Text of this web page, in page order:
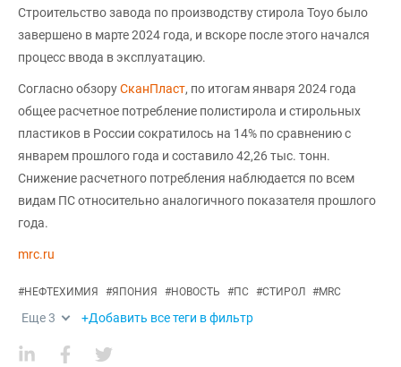
Строительство завода по производству стирола Toyo было
завершено в марте 2024 года, и вскоре после этого начался
процесс ввода в эксплуатацию.
Согласно обзоруСканПласт, по итогам января 2024 года
общее расчетное потребление полистирола и стирольных
пластиков в России сократилось на 14% по сравнению с
январем прошлого года и составило 42,26 тыс. тонн.
Снижение расчетного потребления наблюдается по всем
видам ПС относительно аналогичного показателя прошлого
года.
mrc.ru
#НЕФТЕХИМИЯ #ЯПОНИЯ #НОВОСТЬ #ПС #СТИРОЛ #MRC
Еще3 +Добавить все теги в фильтр